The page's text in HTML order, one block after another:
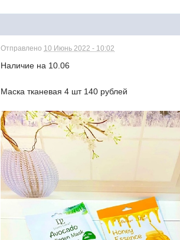
Отправлено 10 Июнь 2022 - 10:02
Наличие на 10.06
Маска тканевая 4 шт 140 рублей